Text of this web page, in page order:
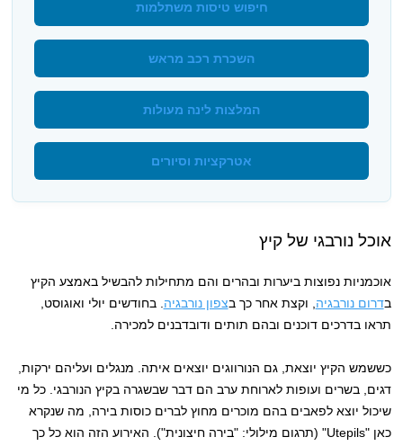
חיפוש טיסות משתלמות
השכרת רכב מראש
המלצות לינה מעולות
אטרקציות וסיורים
אוכל נורבגי של קיץ
אוכמניות נפוצות ביערות ובהרים והם מתחילות להבשיל באמצע הקיץ
בדרום נורבגיה , וקצת אחר כך בצפון נורבגיה . בחודשים יולי ואוגוסט,
תראו בדרכים דוכנים ובהם תותים ודובדבנים למכירה.
כששמש הקיץ יוצאת, גם הנורווגים יוצאים איתה. מנגלים ועליהם ירקות,
דגים, בשרים ועופות לארוחת ערב הם דבר שבשגרה בקיץ הנורבגי. כל מי
שיכול יוצא לפאבים בהם מוכרים מחוץ לברים כוסות בירה, מה שנקרא
כאן "Utepils" (תרגום מילולי: "בירה חיצונית"). האירוע הזה הוא כל כך